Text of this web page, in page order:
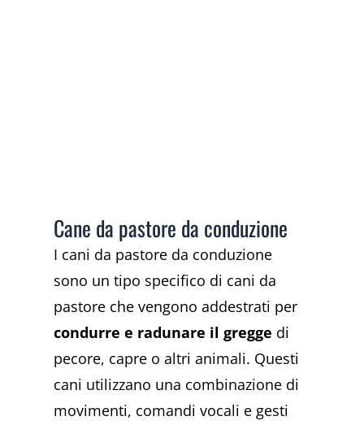
Cane da pastore da conduzione
I cani da pastore da conduzione
sono un tipo specifico di cani da
pastore che vengono addestrati per
condurre e radunare il gregge di
pecore, capre o altri animali. Questi
cani utilizzano una combinazione di
movimenti, comandi vocali e gesti